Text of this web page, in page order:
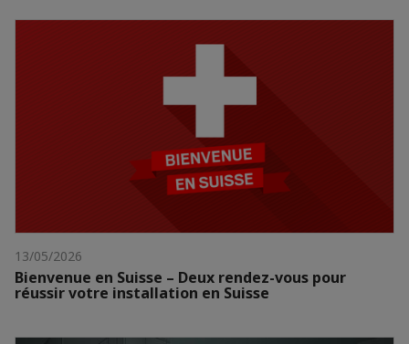
13/05/2026
Bienvenue en Suisse – Deux rendez-vous pour
réussir votre installation en Suisse